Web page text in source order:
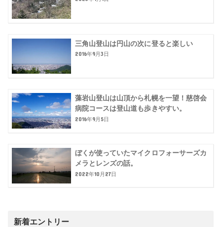
三角山登山は円山の次に登ると楽しい
2016年9月3日
藻岩山登山は山頂から札幌を一望！慈啓会
病院コースは登山道も歩きやすい。
2016年9月5日
ぼくが使っていたマイクロフォーサーズカ
メラとレンズの話。
2022年10月27日
新着エントリー